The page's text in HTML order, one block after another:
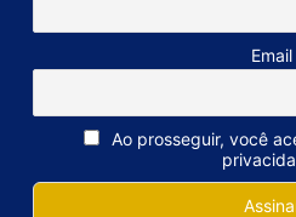
Email
Ao prosseguir, você